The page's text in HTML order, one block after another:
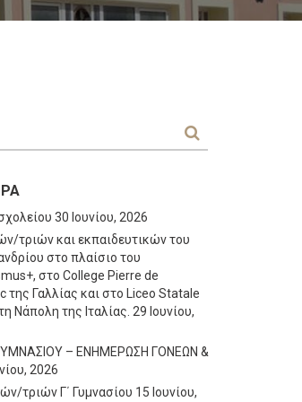
30 Ιουνίου, 2026
τριών και εκπαιδευτικών του
στο πλαίσιο του
στο College Pierre de
της Γαλλίας και στο Liceo Statale
Νάπολη της Ιταλίας. 29 Ιουνίου,
– ΕΝΗΜΕΡΩΣΗ ΓΟΝΕΩΝ &
2026
τριών Γ΄ Γυμνασίου 15 Ιουνίου,